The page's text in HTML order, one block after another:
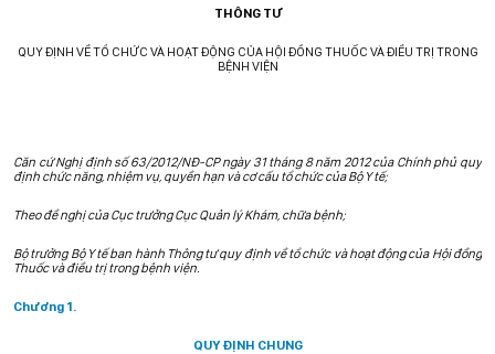
THÔNG TƯ
QUY ĐỊNH VỀ TỔ CHỨC VÀ HOẠT ĐỘNG CỦA HỘI ĐỒNG THUỐC VÀ ĐIỀU TRỊ TRONG
BỆNH VIỆN
Căn cứ Nghị định số 63/2012/NĐ-CP ngày 31 tháng 8 năm 2012 của Chính phủ quy
định chức năng, nhiệm vụ, quyền hạn và cơ cấu tổ chức của Bộ Y tế;
Theo đề nghị của Cục trưởng Cục Quản lý Khám, chữa bệnh;
Bộ trưởng Bộ Y tế ban hành Thông tư quy định về tổ chức và hoạt động của Hội đồng
Thuốc và điều trị trong bệnh viện.
Chương 1.
QUY ĐỊNH CHUNG